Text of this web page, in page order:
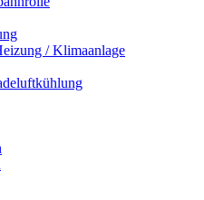
/ Klimaanlage